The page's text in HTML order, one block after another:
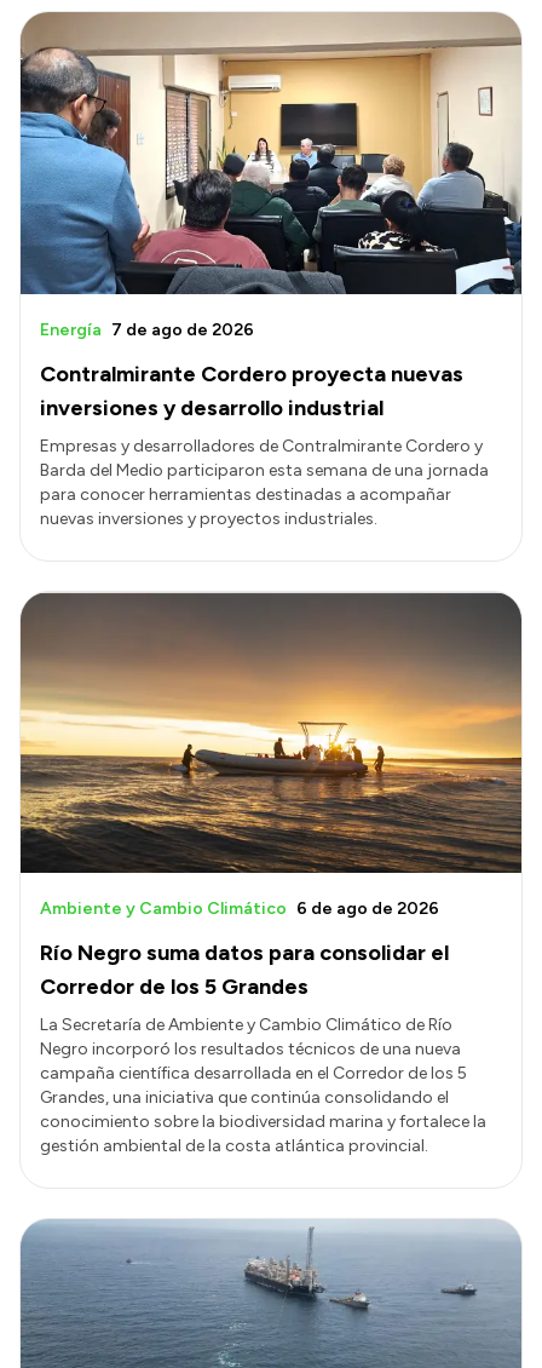
Contralmirante Cordero proyecta nuevas
inversiones y desarrollo industrial
Energía 7 de ago de 2026
Empresas y desarrolladores de Contralmirante Cordero y
Barda del Medio participaron esta semana de una jornada
para conocer herramientas destinadas a acompañar
nuevas inversiones y proyectos industriales.
Río Negro suma datos para consolidar el
Corredor de los 5 Grandes
Ambiente y Cambio Climático 6 de ago de 2026
La Secretaría de Ambiente y Cambio Climático de Río
Negro incorporó los resultados técnicos de una nueva
campaña científica desarrollada en el Corredor de los 5
Grandes, una iniciativa que continúa consolidando el
conocimiento sobre la biodiversidad marina y fortalece la
gestión ambiental de la costa atlántica provincial.